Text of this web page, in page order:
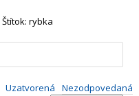
Štítok: rybka
Uzatvorená Nezodpovedaná